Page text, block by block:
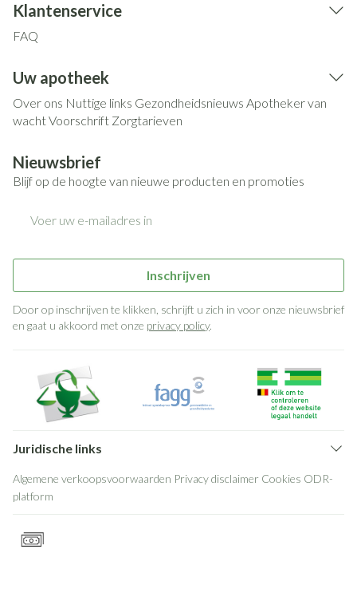
Klantenservice
FAQ
Uw apotheek
Over ons Nuttige links Gezondheidsnieuws Apotheker van
wachtVoorschrift Zorgtarieven
Nieuwsbrief
Blijf op de hoogte van nieuwe producten en promoties
Inschrijven
Door op inschrijven te klikken, schrijft u zich in voor onze nieuwsbrief
en gaat u akkoord met onze privacy policy.
Juridische links
Algemene verkoopsvoorwaarden Privacy disclaimer Cookies ODR-
platform